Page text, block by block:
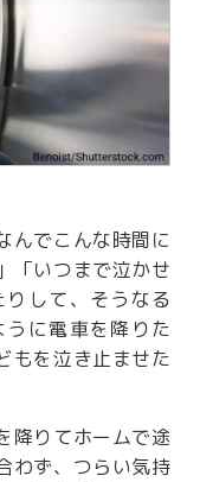
んでこんな時間に
「いつまで泣かせ
して、そうなる
に電車を降りた
もを泣き止ませた
降りてホームで途
わず、つらい気持